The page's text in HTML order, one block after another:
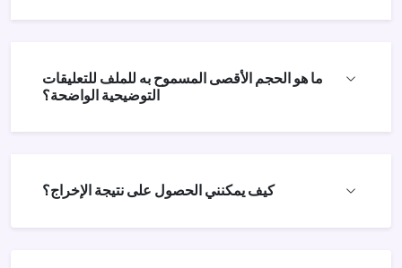
ما هو الحجم الأقصى المسموح به للملف للتعليقات
التوضيحية الواضحة؟
كيف يمكنني الحصول على نتيجة الإخراج؟